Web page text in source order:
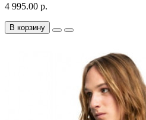
4 995.00 р.
В корзину